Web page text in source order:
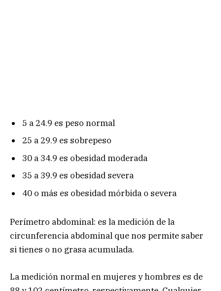
5 a 24.9 es peso normal
25 a 29.9 es sobrepeso
30 a 34.9 es obesidad moderada
35 a 39.9 es obesidad severa
40 o más es obesidad mórbida o severa
Perímetro abdominal: es la medición de la
circunferencia abdominal que nos permite saber
si tienes o no grasa acumulada.
La medición normal en mujeres y hombres es de